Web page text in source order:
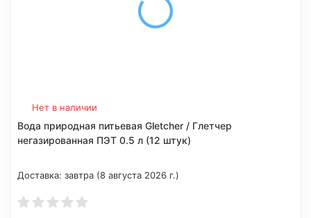
Нет в наличии
Вода природная питьевая Gletcher / Глетчер
негазированная ПЭТ 0.5 л (12 штук)
Доставка: завтра (8 августа 2026 г.)